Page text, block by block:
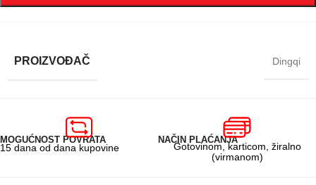
PROIZVOĐAČ Dingqi
MOGUĆNOST POVRATA
15 dana od dana kupovine
NAČIN PLAĆANJA
Gotovinom, karticom, žiralno
(virmanom)